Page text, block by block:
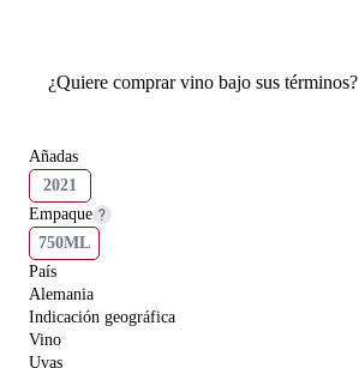
¿Quiere comprar vino bajo sus términos?
Añadas
2021
Empaque
750ML
País
Alemania
Indicación geográfica
Vino
Uvas